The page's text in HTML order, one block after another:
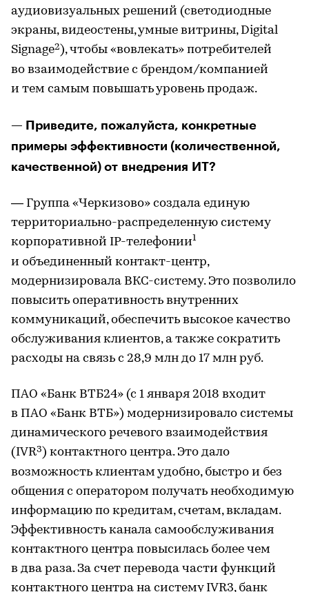
аудиовизуальных решений (светодиодные
экраны, видеостены, умные витрины, Digital
Signage2 ), чтобы «вовлекать» потребителей
во взаимодействие с брендом/компанией
и тем самым повышать уровень продаж.
— Приведите, пожалуйста, конкретные
примеры эффективности (количественной,
качественной) от внедрения ИТ?
— Группа «Черкизово» создала единую
территориально-распределенную систему
корпоративной IP-телефонии1
и объединенный контакт-центр,
модернизировала ВКС-систему. Это позволило
повысить оперативность внутренних
коммуникаций, обеспечить высокое качество
обслуживания клиентов, а также сократить
расходы на связь с 28,9 млн до 17 млн руб.
ПАО «Банк ВТБ24» (с 1 января 2018 входит
в ПАО «Банк ВТБ») модернизировало системы
динамического речевого взаимодействия
(IVR3 ) контактного центра. Это дало
возможность клиентам удобно, быстро и без
общения с оператором получать необходимую
информацию по кредитам, счетам, вкладам.
Эффективность канала самообслуживания
контактного центра повысилась более чем
в два раза. За счет перевода части функций
контактного центра на систему IVR3, банк